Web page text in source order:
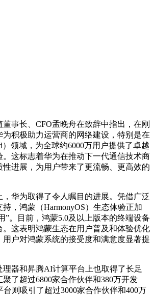
事长、CFO孟晚舟在致辞中指出，在刚
为积极助力运营商的网络建设，特别是在
）领域，为全球约6000万用户提供了卓越
。这标志着华为在推动下一代通信技术商
性进展，为用户带来了更流畅、更高效的
华为取得了令人瞩目的进展。凭借广泛
，鸿蒙（HarmonyOS）生态体验正加
”。目前，鸿蒙5.0及以上版本的终端设备
。这表明鸿蒙生态在用户普及和体验优化
户对鸿蒙系统的接受度和满意度显著提
理器和昇腾AI计算平台上也取得了长足
了超过6800家合作伙伴和380万开发
则吸引了超过3000家合作伙伴和400万